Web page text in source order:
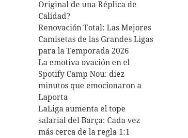
Original de una Réplica de
Calidad?
Renovación Total: Las Mejores
Camisetas de las Grandes Ligas
para la Temporada 2026
La emotiva ovación en el
Spotify Camp Nou: diez
minutos que emocionaron a
Laporta
LaLiga aumenta el tope
salarial del Barça: Cada vez
más cerca de la regla 1:1